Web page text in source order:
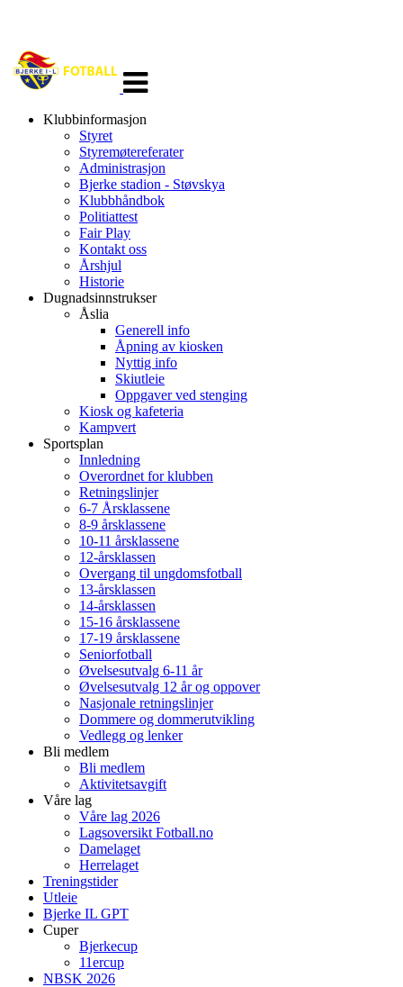
navigasjon
Klubbinformasjon
Styret
Styremøtereferater
Administrasjon
Bjerke stadion - Støvskya
Klubbhåndbok
Politiattest
Fair Play
Kontakt oss
Årshjul
Historie
Dugnadsinnstrukser
Åslia
Generell info
Åpning av kiosken
Nyttig info
Skiutleie
Oppgaver ved stenging
Kiosk og kafeteria
Kampvert
Sportsplan
Innledning
Overordnet for klubben
Retningslinjer
6-7 Årsklassene
8-9 årsklassene
10-11 årsklassene
12-årsklassen
Overgang til ungdomsfotball
13-årsklassen
14-årsklassen
15-16 årsklassene
17-19 årsklassene
Seniorfotball
Øvelsesutvalg 6-11 år
Øvelsesutvalg 12 år og oppover
Nasjonale retningslinjer
Dommere og dommerutvikling
Vedlegg og lenker
Bli medlem
Bli medlem
Aktivitetsavgift
Våre lag
Våre lag 2026
Lagsoversikt Fotball.no
Damelaget
Herrelaget
Treningstider
Utleie
Bjerke IL GPT
Cuper
Bjerkecup
11ercup
NBSK 2026